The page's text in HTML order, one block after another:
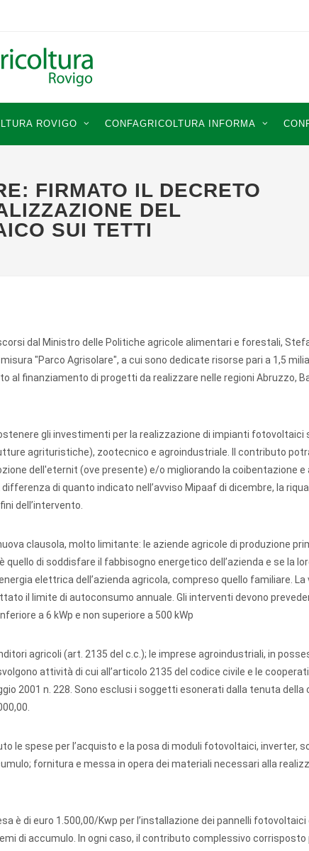
ROVIGO CONFAGRICOLTURA INFORMA
FIRMATO IL DECRETO
DEL
SUI TETTI
dal Ministro delle Politiche agricole alimentari e forestali,
"Parco Agrisolare", a cui sono dedicate risorse pari a 1,5
al finanziamento di progetti da realizzare nelle regioni Abruzzo,
gli investimenti per la realizzazione di impianti
agrituristiche), zootecnico e agroindustriale. Il contributo
dell'eternit (ove presente) e/o migliorando la coibentazione e
differenza di quanto indicato nell’avviso Mipaaf di dicembre, la
dell’intervento.
clausola, molto limitante: le aziende agricole di produzione
quello di soddisfare il fabbisogno energetico dell’azienda e se la
elettrica dell’azienda agricola, compreso quello familiare.
il limite di autoconsumo annuale. Gli interventi devono
a 6 kWp e non superiore a 500 kWp
agricoli (art. 2135 del c.c.); le imprese agroindustriali, in
attività di cui all’articolo 2135 del codice civile e le
2001 n. 228. Sono esclusi i soggetti esonerati dalla tenuta della
le spese per l’acquisto e la posa di moduli fotovoltaici, inverter,
fornitura e messa in opera dei materiali necessari alla
è di euro 1.500,00/Kwp per l’installazione dei pannelli
di accumulo. In ogni caso, il contributo complessivo corrisposto